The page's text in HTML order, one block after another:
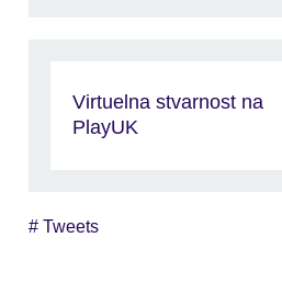
Virtuelna stvarnost na
PlayUK
# Tweets